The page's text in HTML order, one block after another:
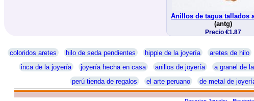
Anillos de tagua tallados
(antg)
Precio €1.87
coloridos aretes hilo de seda pendientes hippie de la joyería aretes de hilo
inca de la joyería
joyería hecha en casa anillos de joyería a granel de
perú tienda de regalos
el arte peruano de metal de